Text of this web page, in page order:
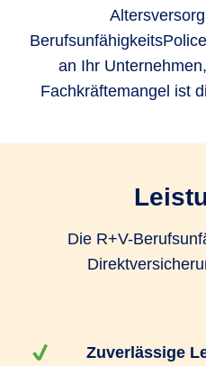
an Ihr
Fachkräftemangel ist
Die R+V-
Zuverlässige